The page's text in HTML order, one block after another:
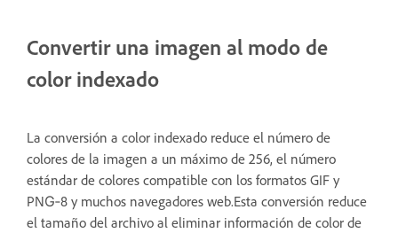
Convertir una imagen al modo de
color indexado
La conversión a color indexado reduce el número de
colores de la imagen a un máximo de 256, el número
estándar de colores compatible con los formatos GIF y
PNG‑8 y muchos navegadores web.Esta conversión reduce
el tamaño del archivo al eliminar información de color de